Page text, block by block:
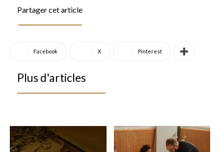
Plus d'articles
Partager cet article
Facebook X Pinterest